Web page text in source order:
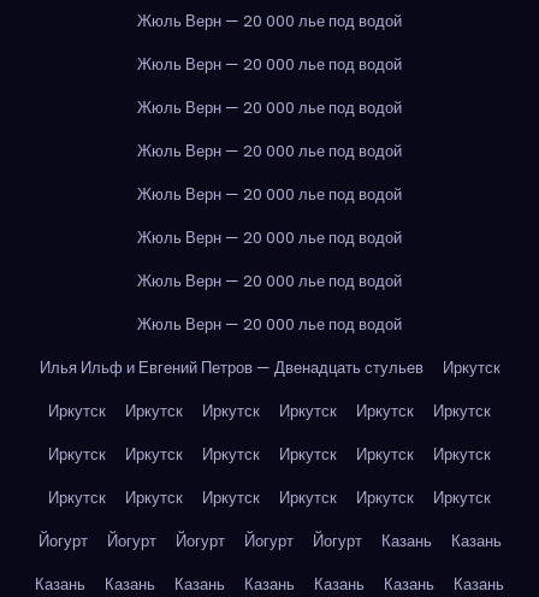
Жюль Верн — 20 000 лье под водой
Жюль Верн — 20 000 лье под водой
Жюль Верн — 20 000 лье под водой
Жюль Верн — 20 000 лье под водой
Жюль Верн — 20 000 лье под водой
Жюль Верн — 20 000 лье под водой
Жюль Верн — 20 000 лье под водой
Жюль Верн — 20 000 лье под водой
Илья Ильф и Евгений Петров — Двенадцать стульев
Иркутск
Иркутск
Иркутск Иркутск Иркутск Иркутск
Иркутск
Иркутск
Иркутск Иркутск Иркутск Иркутск
Иркутск
Иркутск
Иркутск Иркутск Иркутск Иркутск
Иркутск
Йогурт
Йогурт Йогурт Йогурт Йогурт Казань
Казань
Казань
Казань Казань Казань Казань Казань
Казань